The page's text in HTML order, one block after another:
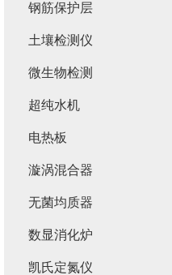
钢筋保护层
土壤检测仪
微生物检测
超纯水机
电热板
漩涡混合器
无菌均质器
数显消化炉
凯氏定氮仪